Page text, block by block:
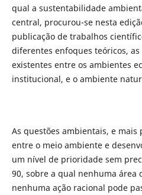
qual a sustentabilidade
central, procurou-se nesta
publicação de trabalhos
diferentes enfoques teóricos,
existentes entre os ambientes
institucional, e o ambiente
As questões ambientais, e
entre o meio ambiente e
um nível de prioridade sem
90, sobre a qual nenhuma área
nenhuma ação racional pode